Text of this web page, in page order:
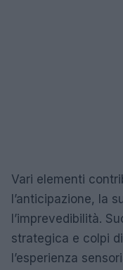
Vari elementi
l’anticipazione, la
l’imprevedibilità.
strategica e colpi
l’esperienza